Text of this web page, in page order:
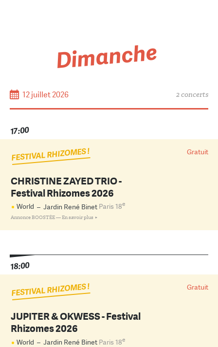
Dimanche
12 juillet 2026 2 concerts
17:00
Gratuit
FESTIVAL RHIZOMES !
CHRISTINE ZAYED TRIO -
Festival Rhizomes 2026
World – Jardin René Binet Paris 18e
Annonce BOOSTÉE —En savoir plus
18:00
Gratuit
FESTIVAL RHIZOMES !
JUPITER & OKWESS - Festival
Rhizomes 2026
World – Jardin René Binet Paris 18e